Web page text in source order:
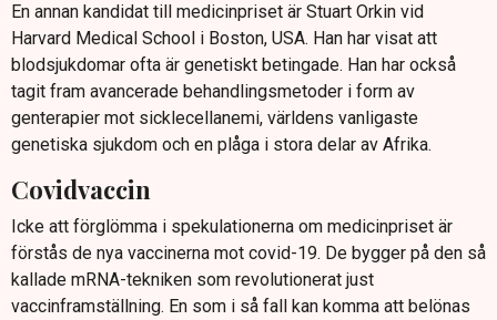
En annan kandidat till medicinpriset är Stuart Orkin vid
Harvard Medical School i Boston, USA. Han har visat att
blodsjukdomar ofta är genetiskt betingade. Han har också
tagit fram avancerade behandlingsmetoder i form av
genterapier mot sicklecellanemi, världens vanligaste
genetiska sjukdom och en plåga i stora delar av Afrika.
Covidvaccin
Icke att förglömma i spekulationerna om medicinpriset är
förstås de nya vaccinerna mot covid-19. De bygger på den så
kallade mRNA-tekniken som revolutionerat just
vaccinframställning. En som i så fall kan komma att belönas